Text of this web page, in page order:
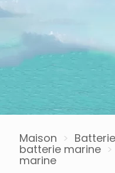
Maison >
batterie marine >
marine